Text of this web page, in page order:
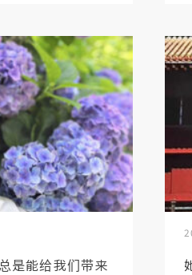
是能给我们带来